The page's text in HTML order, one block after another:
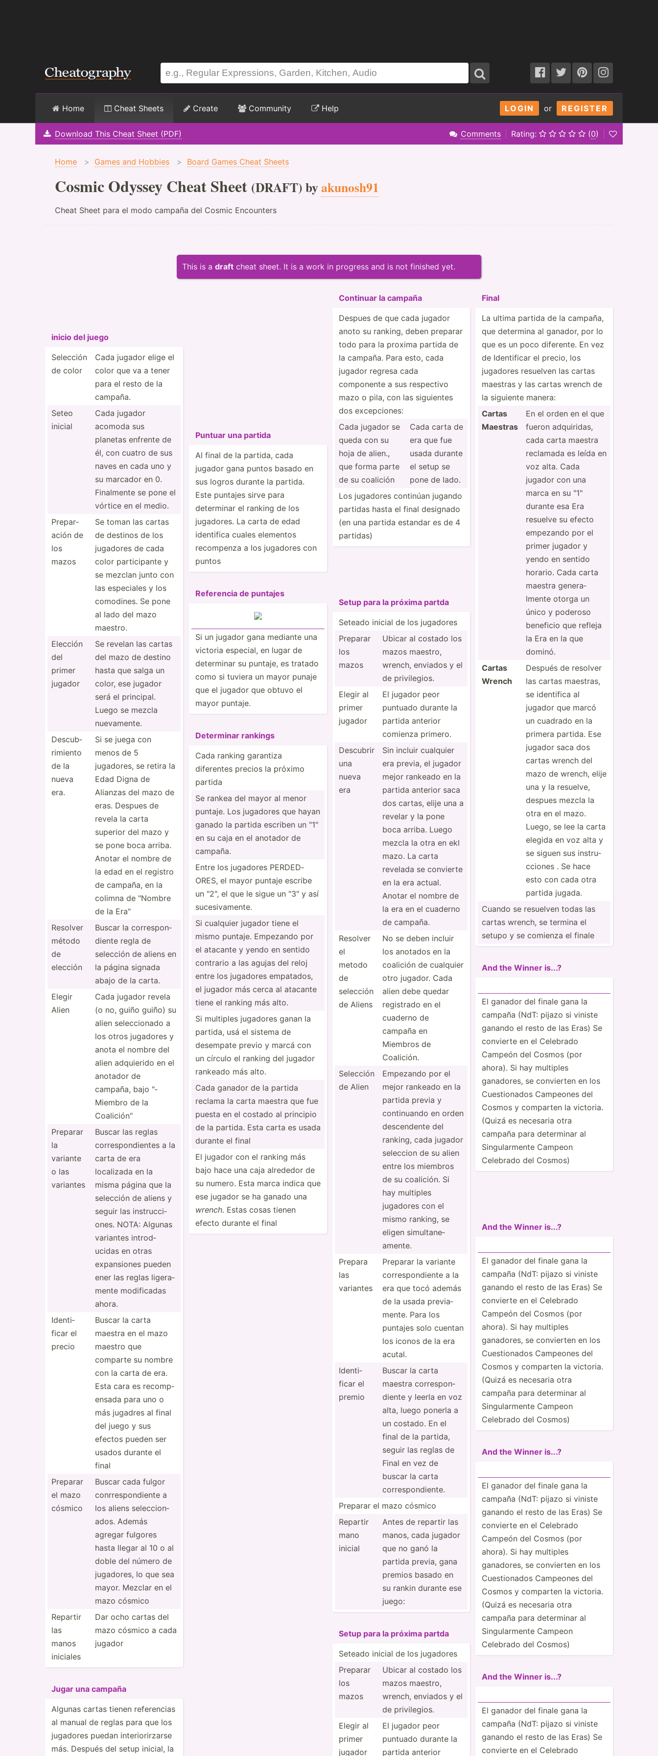
LOGIN or REGISTER
Home Cheat Sheets Create Community Help
Download This Cheat Sheet (PDF) Comments Rating: (0)
Home > Games and Hobbies > Board Games Cheat Sheets
Cosmic Odyssey Cheat Sheet (DRAFT) byakunosh91
Cheat Sheet para el modo campaña del Cosmic Encounters
This is a draft cheat sheet. It is a work in progress and is not finished yet.
inicio del juego
Selección
de color
Cada jugador elige el
color que va a tener
para el resto de la
campaña.
Seteo
inicial
Cada jugador
acomoda sus
planetas enfrente de
él, con cuatro de sus
naves en cada uno y
su marcador en 0.
Finalmente se pone el
vórtice en el medio.
Prepar­
ación de
los
mazos
Se toman las cartas
de destinos de los
jugadores de cada
color partic­ipante y
se mezclan junto con
las especiales y los
comodines. Se pone
al lado del mazo
maestro.
Elección
del
primer
jugador
Se revelan las cartas
del mazo de destino
hasta que salga un
color, ese jugador
será el principal.
Luego se mezcla
nuevam­ente.
Descub­
rim­iento
de la
nueva
era.
Si se juega con
menos de 5
jugadores, se retira la
Edad Digna de
Alianzas del mazo de
eras. Despues de
revela la carta
superior del mazo y
se pone boca arriba.
Anotar el nombre de
la edad en el registro
de campaña, en la
colimna de "­Nombre
de la Era"
Resolver
método
de
elección
Buscar la corres­pon­
diente regla de
selección de aliens en
la página signada
abajo de la carta.
Elegir
Alien
Cada jugador revela
(o no, guiño guiño) su
alien selecc­ionado a
los otros jugadores y
anota el nombre del
alien adquierido en el
anotador de
campaña, bajo "­
Miembro de la
Coalic­ión­"
Preparar
la
variante
o las
variantes
Buscar las reglas
corres­pon­dientes a la
carta de era
localizada en la
misma página que la
selección de aliens y
seguir las instru­cci­
ones. NOTA: Algunas
variantes introd­
ucidas en otras
expans­iones pueden
ener las reglas ligera­
mente modifi­cadas
ahora.
Identi­
ficar el
precio
Buscar la carta
maestra en el mazo
maestro que
comparte su nombre
con la carta de era.
Esta cara es recomp­
ensada para uno o
más jugadres al final
del juego y sus
efectos pueden ser
usados durante el
final
Preparar
el mazo
cósmico
Buscar cada fulgor
conrre­spo­ndiente a
los aliens selecc­ion­
ados. Además
agregar fulgores
hasta llegar al 10 o al
doble del número de
jugadores, lo que sea
mayor. Mezclar en el
mazo cósmico
Repartir
las
manos
iniciales
Dar ocho cartas del
mazo cósmico a cada
jugador
Jugar una campaña
Algunas cartas tienen refere­­ncias
al manual de reglas para que los
jugadores puedan interi­­or­i­r­zarse
más. Después del setup inicial, la
Puntuar una partida
Al final de la partida, cada
jugador gana puntos basado en
sus logros durante la partida.
Este puntajes sirve para
determinar el ranking de los
jugadores. La carta de edad
identifica cuales elementos
recompenza a los jugadores con
puntos
Refer­encia de puntajes
Si un jugador gana mediante una
victoria especial, en lugar de
determinar su puntaje, es tratado
como si tuviera un mayor punaje
que el jugador que obtuvo el
mayor puntaje.
Determinar rankings
Cada ranking garantiza
diferentes precios la próximo
partida
Se rankea del mayor al menor
puntaje. Los jugadores que hayan
ganado la partida escriben un "­1"
en su caja en el anotador de
campaña.
Entre los jugadores PERDED­
ORES, el mayor puntaje escribe
un "­2", el que le sigue un "­3" y así
sucesi­vam­ente.
Si cualquier jugador tiene el
mismo puntaje. Empezando por
el atacante y yendo en sentido
contrario a las agujas del reloj
entre los jugadores empatados,
el jugador más cerca al atacante
tiene el ranking más alto.
Si multiples jugadores ganan la
partida, usá el sistema de
desempate previo y marcá con
un círculo el ranking del jugador
rankeado más alto.
Cada ganador de la partida
reclama la carta maestra que fue
puesta en el costado al principio
de la partida. Esta carta es usada
durante el final
El jugador con el ranking más
bajo hace una caja alrededor de
su numero. Esta marca indica que
ese jugador se ha ganado una
wrench. Estas cosas tienen
efecto durante el final
Continuar la campaña
Despues de que cada jugador
anoto su ranking, deben preparar
todo para la proxima partida de
la campaña. Para esto, cada
jugador regresa cada
componente a sus respectivo
mazo o pila, con las siguientes
dos excepc­iones:
Cada jugador se
queda con su
hoja de alien.,
que forma parte
de su coalición
Cada carta de
era que fue
usada durante
el setup se
pone de lado.
Los jugadores continúan jugando
partidas hasta el final designado
(en una partida estandar es de 4
partidas)
Setup para la próxima partda
Seteado inicial de los jugadores
Preparar
los
mazos
Ubicar al costado los
mazos maestro,
wrench, enviados y el
de privil­egios.
Elegir al
primer
jugador
El jugador peor
puntuado durante la
partida anterior
comienza primero.
Descubrir
una
nueva
era
Sin incluir cualquier
era previa, el jugador
mejor rankeado en la
partida anterior saca
dos cartas, elije una a
revelar y la pone
boca arriba. Luego
mezcla la otra en ekl
mazo. La carta
revelada se convierte
en la era actual.
Anotar el nombre de
la era en el cuaderno
de campaña.
Resolver
el
metodo
de
selección
de Aliens
No se deben incluir
los anotados en la
coalición de cualquier
otro jugador. Cada
alien debe quedar
registrado en el
cuaderno de
campaña en
Miembros de
Coalición.
Selección
de Alien
Empezando por el
mejor rankeado en la
partida previa y
contin­uando en orden
descen­dente del
ranking, cada jugador
seleccion de su alien
entre los miembros
de su coalición. Si
hay multiples
jugadores con el
mismo ranking, se
eligen simult­ane­
amente.
Prepara
las
variantes
Preparar la variante
corres­pon­diente a la
era que tocó además
de la usada previa­
mente. Para los
puntajes solo cuentan
los iconos de la era
acutal.
Identi­
ficar el
premio
Buscar la carta
maestra corres­pon­
diente y leerla en voz
alta, luego ponerla a
un costado. En el
final de la partida,
seguir las reglas de
Final en vez de
buscar la carta
corres­pon­diente.
Preparar el mazo cósmico
Repartir
mano
inicial
Antes de repartir las
manos, cada jugador
que no ganó la
partida previa, gana
premios basado en
su rankin durante ese
juego:
Setup para la próxima partda
Seteado inicial de los jugadores
Preparar
los
mazos
Ubicar al costado los
mazos maestro,
wrench, enviados y el
de privil­egios.
Elegir al
primer
jugador
El jugador peor
puntuado durante la
partida anterior
Final
La ultima partida de la campaña,
que determina al ganador, por lo
que es un poco diferente. En vez
de Identi­ficar el precio, los
jugadores resuelven las cartas
maestras y las cartas wrench de
la siguiente manera:
Cartas
Maestras
En el orden en el que
fueron adquir­idas,
cada carta maestra
reclamada es leída en
voz alta. Cada
jugador con una
marca en su "­1"
durante esa Era
resuelve su efecto
empezando por el
primer jugador y
yendo en sentido
horario. Cada carta
maestra genera­
lmente otorga un
único y poderoso
beneficio que refleja
la Era en la que
dominó.
Cartas
Wrench
Después de resolver
las cartas maestras,
se identifica al
jugador que marcó
un cuadrado en la
primera partida. Ese
jugador saca dos
cartas wrench del
mazo de wrench, elije
una y la resuelve,
despues mezcla la
otra en el mazo.
Luego, se lee la carta
elegida en voz alta y
se siguen sus instru­
cciones . Se hace
esto con cada otra
partida jugada.
Cuando se resuelven todas las
cartas wrench, se termina el
setupo y se comienza el finale
And the Winner is...?
El ganador del finale gana la
campaña (NdT: pijazo si viniste
ganando el resto de las Eras) Se
convierte en el Celebrado
Campeón del Cosmos (por
ahora). Si hay multiples
ganadores, se convierten en los
Cuesti­onados Campeones del
Cosmos y comparten la victoria.
(Quizá es necesaria otra
campaña para determinar al
Singul­armente Campeon
Celebrado del Cosmos)
And the Winner is...?
El ganador del finale gana la
campaña (NdT: pijazo si viniste
ganando el resto de las Eras) Se
convierte en el Celebrado
Campeón del Cosmos (por
ahora). Si hay multiples
ganadores, se convierten en los
Cuesti­onados Campeones del
Cosmos y comparten la victoria.
(Quizá es necesaria otra
campaña para determinar al
Singul­armente Campeon
Celebrado del Cosmos)
And the Winner is...?
El ganador del finale gana la
campaña (NdT: pijazo si viniste
ganando el resto de las Eras) Se
convierte en el Celebrado
Campeón del Cosmos (por
ahora). Si hay multiples
ganadores, se convierten en los
Cuesti­onados Campeones del
Cosmos y comparten la victoria.
(Quizá es necesaria otra
campaña para determinar al
Singul­armente Campeon
Celebrado del Cosmos)
And the Winner is...?
El ganador del finale gana la
campaña (NdT: pijazo si viniste
ganando el resto de las Eras) Se
convierte en el Celebrado